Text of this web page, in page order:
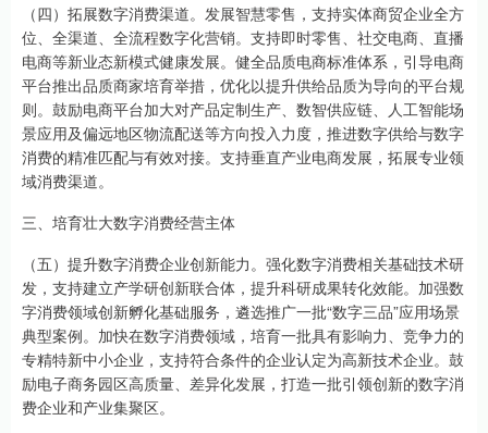
（四）拓展数字消费渠道。发展智慧零售，支持实体商贸企业全方
位、全渠道、全流程数字化营销。支持即时零售、社交电商、直播
电商等新业态新模式健康发展。健全品质电商标准体系，引导电商
平台推出品质商家培育举措，优化以提升供给品质为导向的平台规
则。鼓励电商平台加大对产品定制生产、数智供应链、人工智能场
景应用及偏远地区物流配送等方向投入力度，推进数字供给与数字
消费的精准匹配与有效对接。支持垂直产业电商发展，拓展专业领
域消费渠道。
三、培育壮大数字消费经营主体
（五）提升数字消费企业创新能力。强化数字消费相关基础技术研
发，支持建立产学研创新联合体，提升科研成果转化效能。加强数
字消费领域创新孵化基础服务，遴选推广一批“数字三品”应用场景
典型案例。加快在数字消费领域，培育一批具有影响力、竞争力的
专精特新中小企业，支持符合条件的企业认定为高新技术企业。鼓
励电子商务园区高质量、差异化发展，打造一批引领创新的数字消
费企业和产业集聚区。